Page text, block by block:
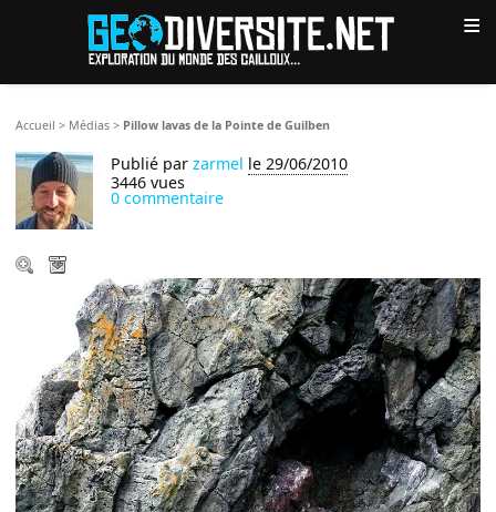
≡
Accueil > Médias > Pillow lavas de la Pointe de Guilben
Publié parzarmel le 29/06/2010
3446 vues
0 commentaire